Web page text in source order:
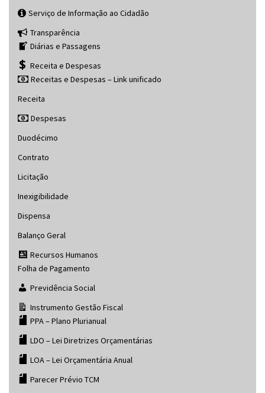
Serviço de Informação ao Cidadão
Transparência
Diárias e Passagens
Receita e Despesas
Receitas e Despesas – Link unificado
Receita
Despesas
Duodécimo
Contrato
Licitação
Inexigibilidade
Dispensa
Balanço Geral
Recursos Humanos
Folha de Pagamento
Previdência Social
Instrumento Gestão Fiscal
PPA – Plano Plurianual
LDO – Lei Diretrizes Orçamentárias
LOA – Lei Orçamentária Anual
Parecer Prévio TCM